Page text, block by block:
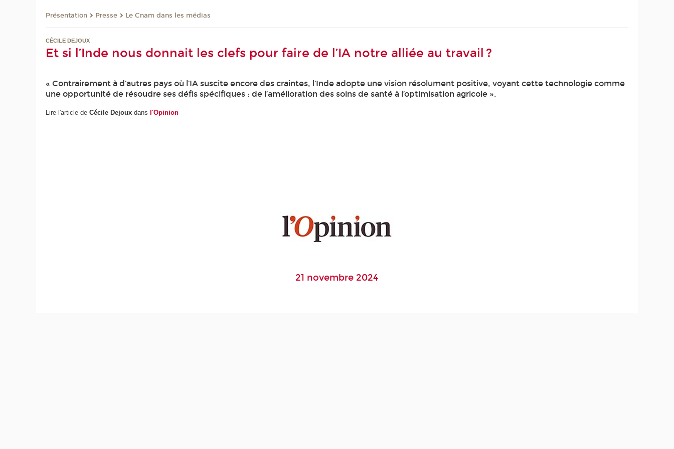
Présentation Presse Le Cnam dans les médias
CÉCILE DEJOUX
Et si l’Inde nous donnait les clefs pour faire de l’IA notre alliée au travail ?
« Contrairement à d’autres pays où l’IA suscite encore des craintes, l’Inde adopte une vision résolument positive, voyant cette technologie comme
une opportunité de résoudre ses défis spécifiques : de l’amélioration des soins de santé à l’optimisation agricole ».
Lire l'article deCécile Dejouxdansl'Opinion
21 novembre 2024